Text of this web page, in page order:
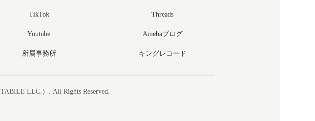
TikTok Threads
Youtube Amebaブログ
所属事務所 キングレコード
LLC.） . All Rights Reserved.